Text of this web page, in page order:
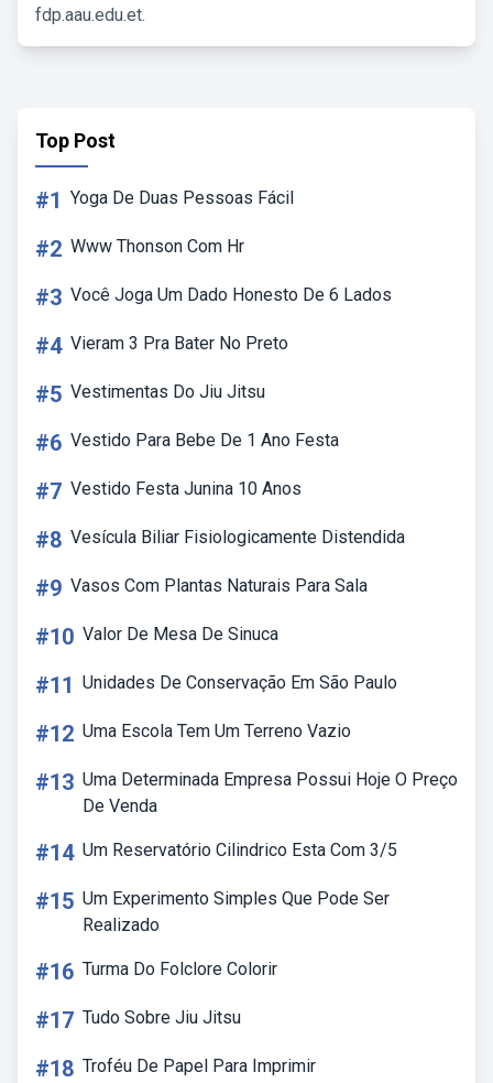
fdp.aau.edu.et.
Top Post
#1 Yoga De Duas Pessoas Fácil
#2 Www Thonson Com Hr
#3 Você Joga Um Dado Honesto De 6 Lados
#4 Vieram 3 Pra Bater No Preto
#5 Vestimentas Do Jiu Jitsu
#6 Vestido Para Bebe De 1 Ano Festa
#7 Vestido Festa Junina 10 Anos
#8 Vesícula Biliar Fisiologicamente Distendida
#9 Vasos Com Plantas Naturais Para Sala
#10 Valor De Mesa De Sinuca
#11 Unidades De Conservação Em São Paulo
#12 Uma Escola Tem Um Terreno Vazio
#13 Uma Determinada Empresa Possui Hoje O Preço
De Venda
#14 Um Reservatório Cilindrico Esta Com 3/5
#15 Um Experimento Simples Que Pode Ser
Realizado
#16 Turma Do Folclore Colorir
#17 Tudo Sobre Jiu Jitsu
#18 Troféu De Papel Para Imprimir